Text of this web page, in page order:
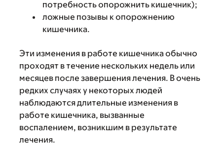
потребность опорожнить кишечник);
ложные позывы к опорожнению
кишечника.
Эти изменения в работе кишечника обычно
проходят в течение нескольких недель или
месяцев после завершения лечения. В очень
редких случаях у некоторых людей
наблюдаются длительные изменения в
работе кишечника, вызванные
воспалением, возникшим в результате
лечения.